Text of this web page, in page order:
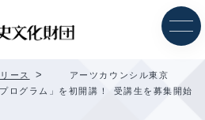
ース >
アーツカウンシル東京
ログラム」を初開講！ 受講生を募集開始